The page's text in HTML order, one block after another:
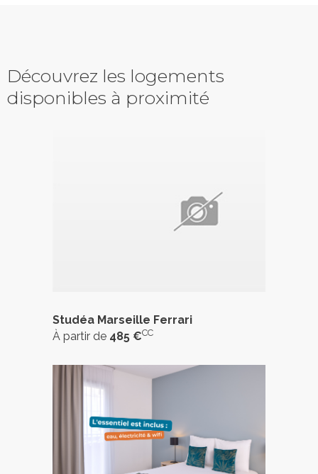
Découvrez les logements
disponibles à proximité
Studéa Marseille Ferrari
À partir de 485 €CC